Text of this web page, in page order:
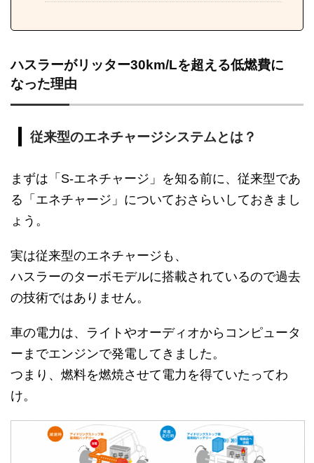
ハスラーがリッター30km/Lを超える低燃費に
なった理由
従来型のエネチャージシステムとは？
まずは「S-エネチャージ」を知る前に、従来型であ
る「エネチャージ」についておさらいしておきまし
ょう。
実は従来型のエネチャージも、
ハスラーのターボモデルに搭載されているので過去
の技術ではありません。
車の電力は、ライトやオーディオからコンピュータ
ーまでエンジンで発電してきました。
つまり、燃料を燃焼させて電力を得ていたってわ
け。